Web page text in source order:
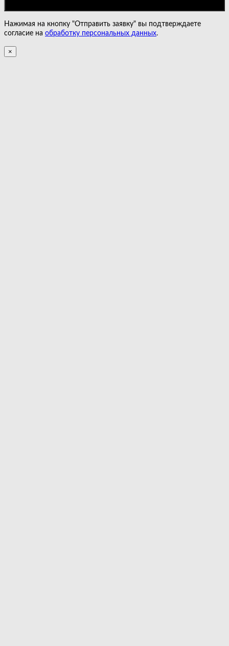
Нажимая на кнопку "Отправить заявку" вы подтверждаете
согласие на обработку персональных данных.
×